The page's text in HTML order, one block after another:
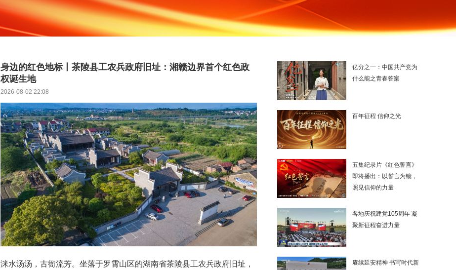
身边的红色地标丨茶陵县工农兵政府旧址：湘赣边界首个红色政
权诞生地
2026-08-02 22:08
洣水汤汤，古衙流芳。坐落于罗霄山区的湖南省茶陵县工农兵政府旧址，
亿分之一：中国共产党为
什么能之青春答案
百年征程 信仰之光
五集纪录片《红色誓言》
即将播出：以誓言为镜，
照见信仰的力量
各地庆祝建党105周年 凝
聚新征程奋进力量
赓续延安精神 书写时代新